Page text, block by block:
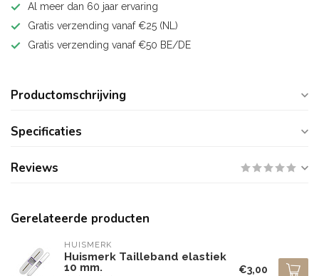
Al meer dan 60 jaar ervaring
Gratis verzending vanaf €25 (NL)
Gratis verzending vanaf €50 BE/DE
Productomschrijving
Specificaties
Reviews
Gerelateerde producten
HUISMERK
Huismerk Tailleband elastiek
10 mm.
€3,00